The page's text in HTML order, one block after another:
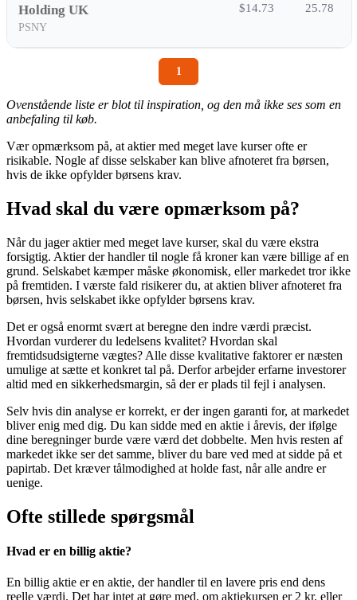
Holding UK
PSNY
$14.73 25.78
1
Ovenstående liste er blot til inspiration, og den må ikke ses som en
anbefaling til køb.
Vær opmærksom på, at aktier med meget lave kurser ofte er
risikable. Nogle af disse selskaber kan blive afnoteret fra børsen,
hvis de ikke opfylder børsens krav.
Hvad skal du være opmærksom på?
Når du jager aktier med meget lave kurser, skal du være ekstra
forsigtig. Aktier der handler til nogle få kroner kan være billige af en
grund. Selskabet kæmper måske økonomisk, eller markedet tror ikke
på fremtiden. I værste fald risikerer du, at aktien bliver afnoteret fra
børsen, hvis selskabet ikke opfylder børsens krav.
Det er også enormt svært at beregne den indre værdi præcist.
Hvordan vurderer du ledelsens kvalitet? Hvordan skal
fremtidsudsigterne vægtes? Alle disse kvalitative faktorer er næsten
umulige at sætte et konkret tal på. Derfor arbejder erfarne investorer
altid med en sikkerhedsmargin, så der er plads til fejl i analysen.
Selv hvis din analyse er korrekt, er der ingen garanti for, at markedet
bliver enig med dig. Du kan sidde med en aktie i årevis, der ifølge
dine beregninger burde være værd det dobbelte. Men hvis resten af
markedet ikke ser det samme, bliver du bare ved med at sidde på et
papirtab. Det kræver tålmodighed at holde fast, når alle andre er
uenige.
Ofte stillede spørgsmål
Hvad er en billig aktie?
En billig aktie er en aktie, der handler til en lavere pris end dens
reelle værdi. Det har intet at gøre med, om aktiekursen er 2 kr. eller